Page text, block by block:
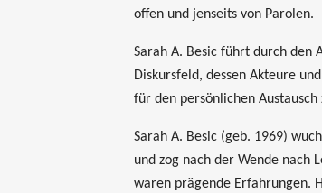
offen und jenseits von Parolen.
Sarah A. Besic führt durch den
Diskursfeld, dessen Akteure
für den persönlichen
Sarah A. Besic (geb. 1969)
und zog nach der Wende nach
waren prägende Erfahrungen.